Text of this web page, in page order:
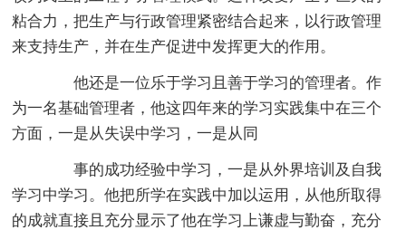
粘合力，把生产与行政管理紧密结合起来，以行政管理
来支持生产，并在生产促进中发挥更大的作用。
他还是一位乐于学习且善于学习的管理者。作
为一名基础管理者，他这四年来的学习实践集中在三个
方面，一是从失误中学习，一是从同
事的成功经验中学习，一是从外界培训及自我
学习中学习。他把所学在实践中加以运用，从他所取得
的成就直接且充分显示了他在学习上谦虚与勤奋，充分